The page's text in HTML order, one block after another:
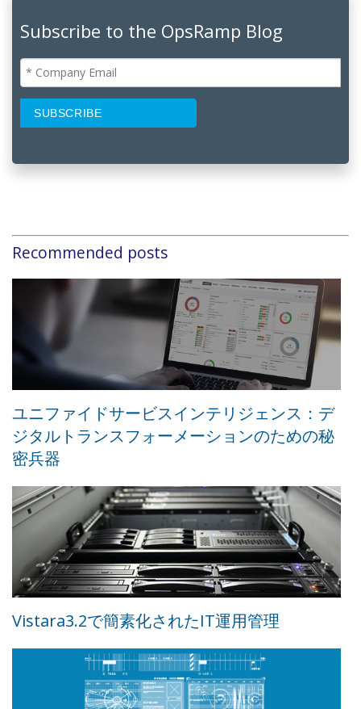
Subscribe to the OpsRamp Blog
Recommended posts
ユニファイドサービスインテリジェンス：デ
ジタルトランスフォーメーションのための秘
密兵器
Vistara3.2で簡素化されたIT運用管理